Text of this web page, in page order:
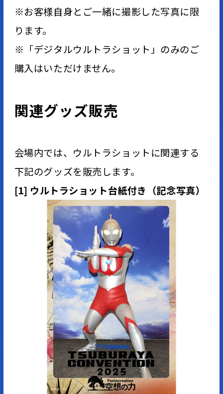
※お客様自身とご一緒に撮影した写真に限
ります。
※「デジタルウルトラショット」のみのご
購入はいただけません。
関連グッズ販売
会場内では、ウルトラショットに関連する
下記のグッズを販売します。
[1] ウルトラショット台紙付き（記念写真）